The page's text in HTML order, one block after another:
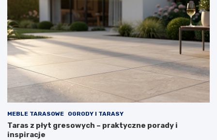
MEBLE TARASOWE OGRODY I TARASY
Taras z płyt gresowych – praktyczne porady i
inspiracje